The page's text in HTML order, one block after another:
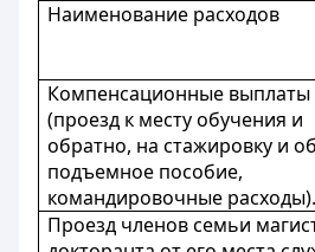
Наименование расходов
Компенсационные выплаты
(проезд к месту обучения и
обратно, на стажировку и
подъемное пособие,
командировочные расходы).
Проезд членов семьи